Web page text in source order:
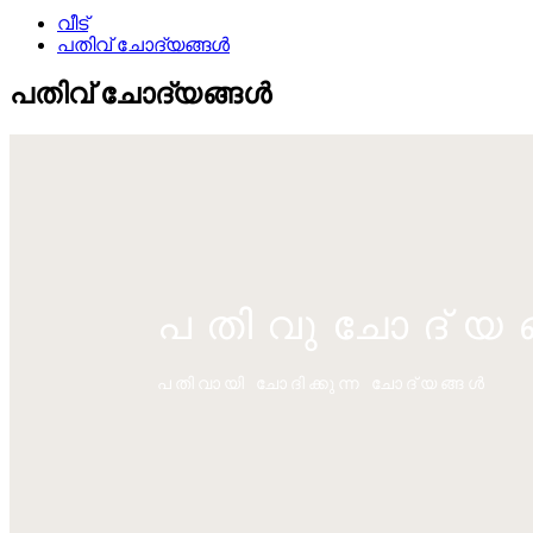
വീട്
പതിവ് ചോദ്യങ്ങൾ
പതിവ് ചോദ്യങ്ങൾ
പതിവായി ചോദിക്കുന്ന ചോദ്യങ്ങൾ